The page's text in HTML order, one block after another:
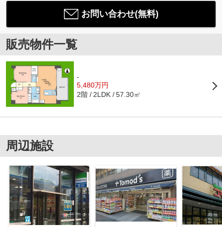
お問い合わせ(無料)
販売物件一覧
-
5,480万円
2階 2LDK 57.30㎡
周辺施設